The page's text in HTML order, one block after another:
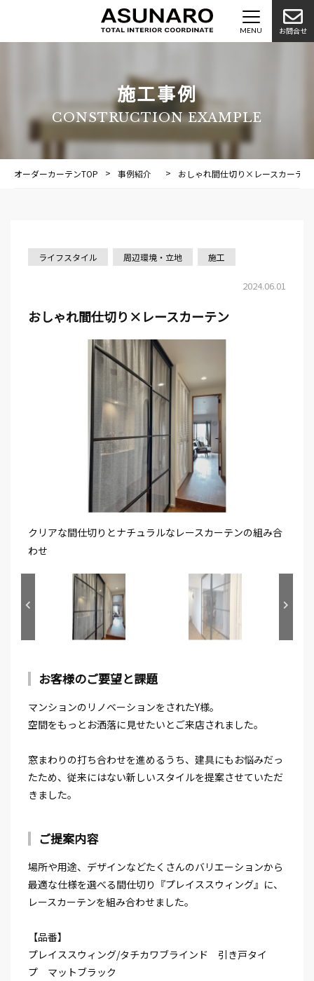
お問合せ
施工事例
CONSTRUCTION EXAMPLE
オーダーカーテンTOP 事例紹介 施工事例
おしゃれ間仕切り×レースカーテン
ライフスタイル 周辺環境・立地 施工
2024.06.01
おしゃれ間仕切り×レースカーテン
クリアな間仕切りとナチュラルなレースカーテンの組み合
わせ
お客様のご要望と課題
マンションのリノベーションをされたY様。
空間をもっとお洒落に見せたいとご来店されました。
窓まわりの打ち合わせを進めるうち、建具にもお悩みだっ
たため、従来にはない新しいスタイルを提案させていただ
きました。
ご提案内容
場所や用途、デザインなどたくさんのバリエーションから
最適な仕様を選べる間仕切り『プレイススウィング』に、
レースカーテンを組み合わせました。
【品番】
プレイススウィング/タチカワブラインド 引き戸タイ
プ マットブラック